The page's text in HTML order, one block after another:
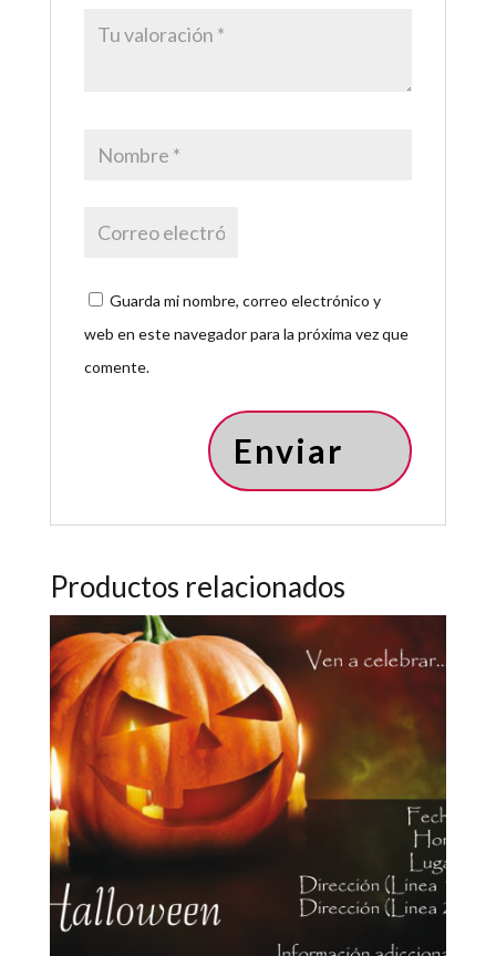
Guarda mi nombre, correo electrónico y
web en este navegador para la próxima vez que
comente.
Productos relacionados